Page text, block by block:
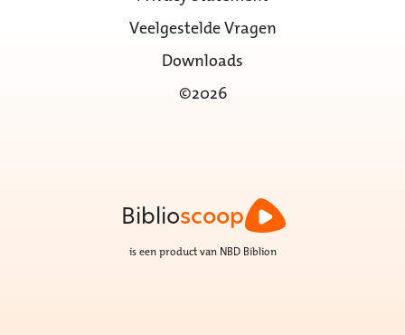
Veelgestelde Vragen
Downloads
©2026
Biblioscoop
is een product van NBD Biblion